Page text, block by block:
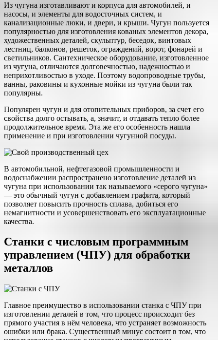
Из чугуна изготавливают и корпуса для автомобилей, и
насосы, и элементы для водосточных систем, и
канализационные люки, и двери, и крыши. Чугун пользуется
популярностью для изготовления кованых элементов декора,
художественных деталей, скульптур, беседок, винтовых
лестниц, балконов, решеток, ограждений, ворот, фонарей и
светильников. Сантехническое оборудование, изготовленное
из чугуна, отличаются долговечностью, надежностью и
неприхотливостью в уходе. Поэтому водопроводные трубы,
ванны, раковины и кухонные мойки из чугуна были так
популярны.
Популярен чугун и для отопительных приборов, за счет его
свойства долго остывать, а, значит, и отдавать тепло более
продолжительное время. Эта же его особенность нашла
применение и при изготовлении чугунной посуды.
В автомобильной, нефтегазовой промышленности и
водоснабжении распространено изготовление деталей из
чугуна при использовании так называемого «серого чугуна»
— это обычный чугун с добавлением графита, который
позволяет повысить прочность сплава, добиться его
немагнитности и усовершенствовать его эксплуатационные
качества.
Станки с числовым программным
управлением (ЧПУ) для обработки
металлов
Главное преимущество в использовании станка с ЧПУ при
изготовлении деталей в том, что процесс происходит без
прямого участия в нём человека, что устраняет возможность
ошибки или брака. Существенный минус состоит в том, что